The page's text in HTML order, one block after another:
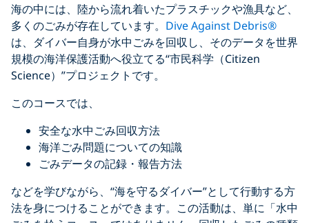
海の中には、陸から流れ着いたプラスチックや漁具など、
多くのごみが存在しています。 Dive Against Debris®
は、ダイバー自身が水中ごみを回収し、そのデータを世界
規模の海洋保護活動へ役立てる“市民科学（Citizen
Science）”プロジェクトです。
このコースでは、
安全な水中ごみ回収方法
海洋ごみ問題についての知識
ごみデータの記録・報告方法
などを学びながら、“海を守るダイバー”として行動する方
法を身につけることができます。この活動は、単に「水中